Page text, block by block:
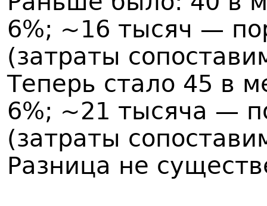
6%; ~16 тысяч —
(затраты
Теперь стало 45 в
6%; ~21 тысяча —
(затраты
Разница не